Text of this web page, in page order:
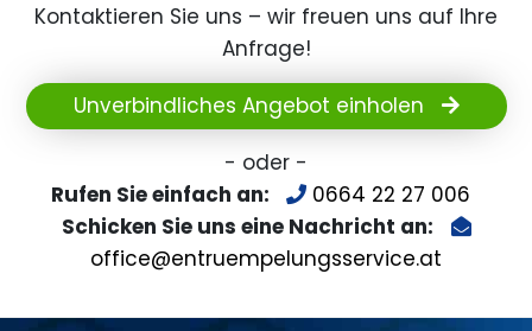
Kontaktieren Sie uns – wir freuen uns auf Ihre
Anfrage!
Unverbindliches Angebot einholen
- oder -
Rufen Sie einfach an:
0664 22 27 006
Schicken Sie uns eine Nachricht an:
office@entruempelungsservice.at